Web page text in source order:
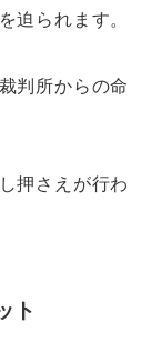
迫られます。
判所からの命
押さえが行わ
ト